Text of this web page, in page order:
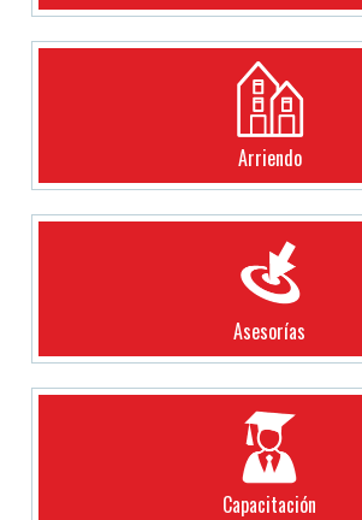
Arriendo
Asesorías
Capacitación